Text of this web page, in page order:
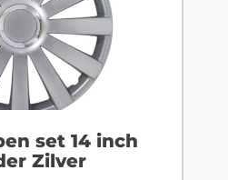
set 14 inch
Zilver